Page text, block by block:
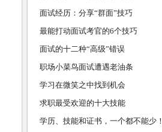
面试经历：分享“群面”技巧
最能打动面试考官的6个技巧
面试的十二种“高级”错误
职场小菜鸟面试遭遇老油条
学习在微笑之中找到机会
求职最受欢迎的十大技能
学历、技能和证书，一个都不能少！